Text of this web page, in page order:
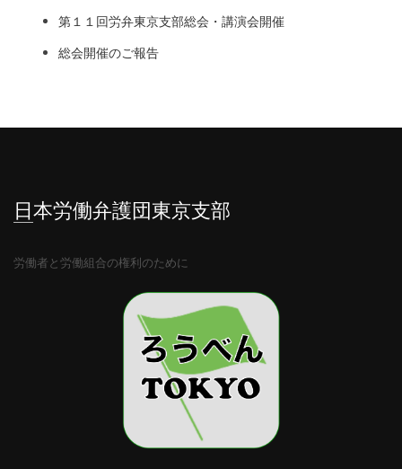
第１１回労弁東京支部総会・講演会開催
総会開催のご報告
日本労働弁護団東京支部
労働者と労働組合の権利のために